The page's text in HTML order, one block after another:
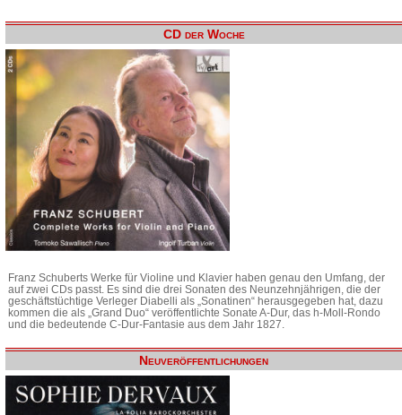
CD der Woche
Franz Schuberts Werke für Violine und Klavier haben genau den Umfang, der
auf zwei CDs passt. Es sind die drei Sonaten des Neunzehnjährigen, die der
geschäftstüchtige Verleger Diabelli als „Sonatinen“ herausgegeben hat, dazu
kommen die als „Grand Duo“ veröffentlichte Sonate A-Dur, das h-Moll-Rondo
und die bedeutende C-Dur-Fantasie aus dem Jahr 1827.
Neuveröffentlichungen